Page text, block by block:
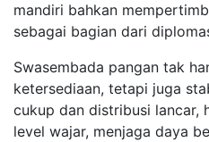
mandiri bahkan
sebagai bagian dari
Swasembada pangan tak
ketersediaan, tetapi juga
cukup dan distribusi lancar,
level wajar, menjaga daya